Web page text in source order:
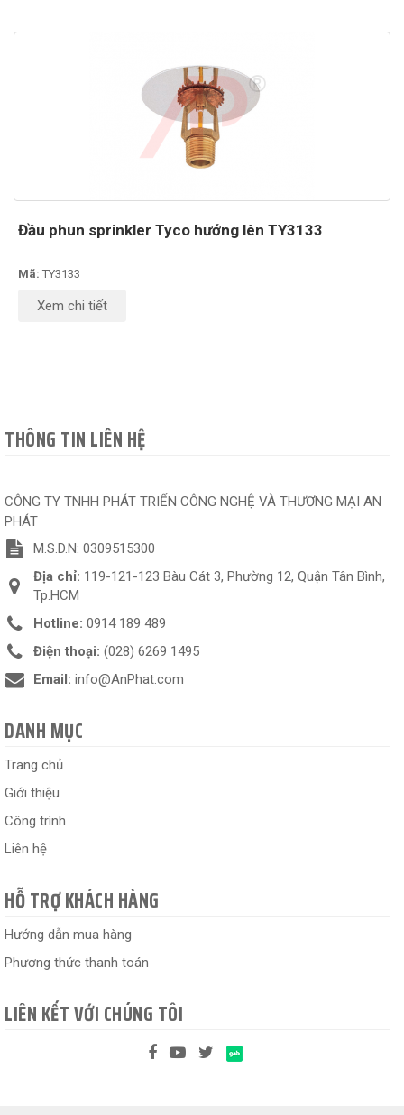
Đầu phun sprinkler Tyco hướng lên TY3133
Mã: TY3133
Xem chi tiết
THÔNG TIN LIÊN HỆ
CÔNG TY TNHH PHÁT TRIỂN CÔNG NGHỆ VÀ THƯƠNG MẠI AN
PHÁT
M.S.D.N: 0309515300
Địa chỉ: 119-121-123 Bàu Cát 3, Phường 12, Quận Tân Bình,
Tp.HCM
Hotline: 0914 189 489
Điện thoại: (028) 6269 1495
Email: info@AnPhat.com
DANH MỤC
Trang chủ
Giới thiệu
Công trình
Liên hệ
HỖ TRỢ KHÁCH HÀNG
Hướng dẫn mua hàng
Phương thức thanh toán
LIÊN KẾT VỚI CHÚNG TÔI